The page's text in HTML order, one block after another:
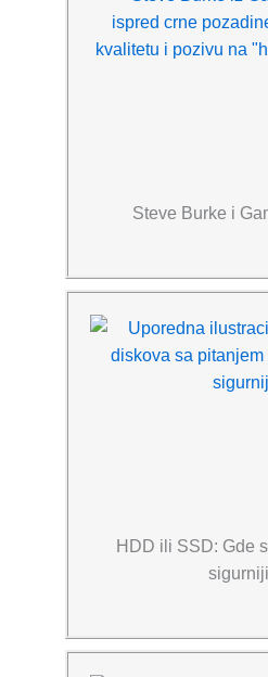
Steve Burke i
HDD ili SSD: Gde